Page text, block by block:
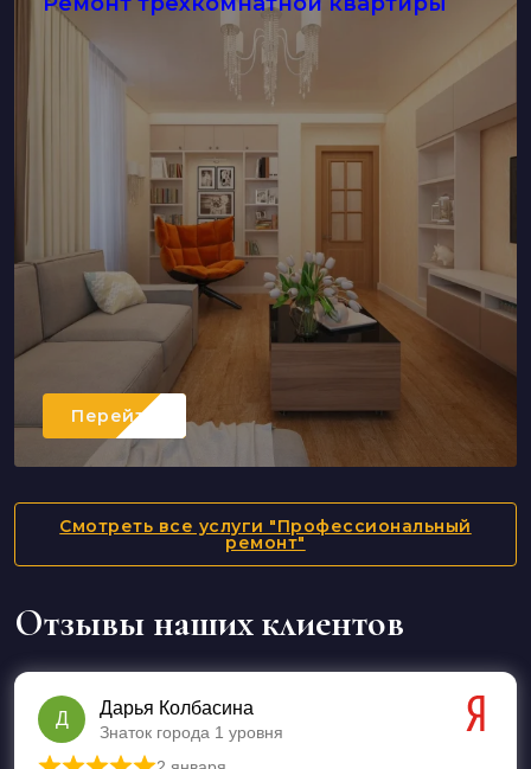
Перейти
Смотреть все услуги "Профессиональный
ремонт"
Отзывы наших клиентов
Д
Дарья Колбасина
Знаток города 1 уровня